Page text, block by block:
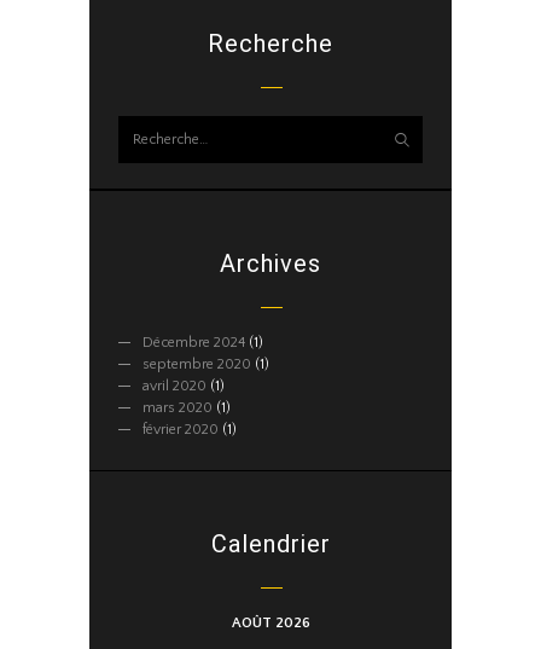
Recherche
Archives
Décembre 2024 (1)
septembre 2020 (1)
avril 2020 (1)
mars 2020 (1)
février 2020 (1)
Calendrier
AOÛT 2026